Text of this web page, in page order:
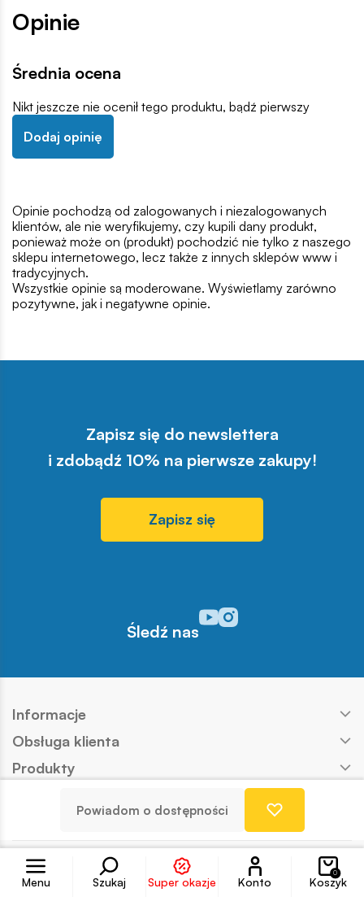
Menu Szukaj Super okazje
Konto
Konto
0
Koszyk
Powiadom o dostępności
Opinie
Średnia ocena
Nikt jeszcze nie ocenił tego produktu, bądź pierwszy
Dodaj opinię
Opinie pochodzą od zalogowanych i niezalogowanych
klientów, ale nie weryfikujemy, czy kupili dany produkt,
ponieważ może on (produkt) pochodzić nie tylko z naszego
sklepu internetowego, lecz także z innych sklepów www i
tradycyjnych.
Wszystkie opinie są moderowane. Wyświetlamy zarówno
pozytywne, jak i negatywne opinie.
Zapisz się do newslettera
i zdobądź 10% na pierwsze zakupy!
Zapisz się
Śledź nas
Odwiedź nasz profil w
Odwiedź nasz profil w
Informacje
Obsługa klienta
Produkty
Nasze marki
Copyright © COBI SA Realizacja: Ideo